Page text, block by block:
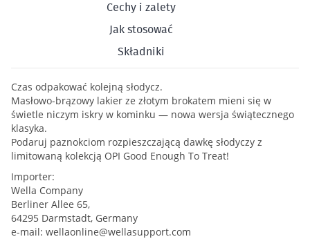
Cechy i zalety
Jak stosować
Składniki
Czas odpakować kolejną słodycz.
Masłowo-brązowy lakier ze złotym brokatem mieni się w
świetle niczym iskry w kominku — nowa wersja świątecznego
klasyka.
Podaruj paznokciom rozpieszczającą dawkę słodyczy z
limitowaną kolekcją OPI Good Enough To Treat!
Importer:
Wella Company
Berliner Allee 65,
64295 Darmstadt, Germany
e-mail: wellaonline@wellasupport.com